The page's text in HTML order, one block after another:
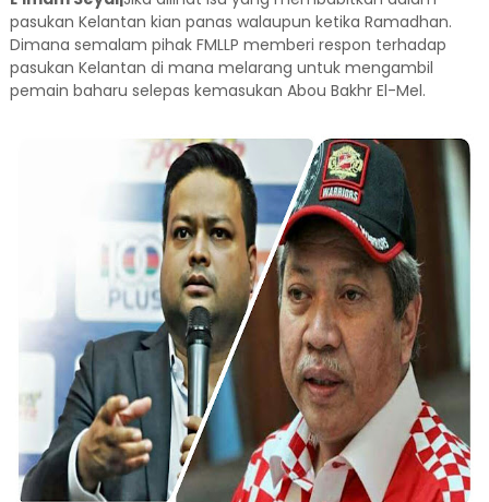
pasukan Kelantan kian panas walaupun ketika Ramadhan.
Dimana semalam pihak FMLLP memberi respon terhadap
pasukan Kelantan di mana melarang untuk mengambil
pemain baharu selepas kemasukan Abou Bakhr El-Mel.